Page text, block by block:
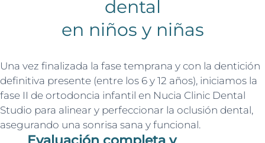
dental
en niños y niñas
Una vez finalizada la fase temprana y con la dentición
definitiva presente (entre los 6 y 12 años), iniciamos la
fase II de ortodoncia infantil en Nucia Clinic Dental
Studio para alinear y perfeccionar la oclusión dental,
asegurando una sonrisa sana y funcional.